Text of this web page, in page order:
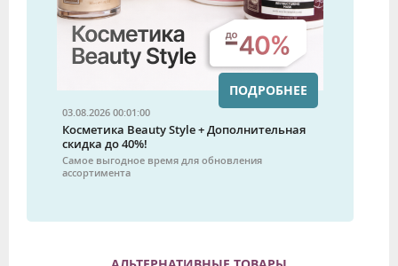
03.08.2026 00:01:00
Косметика Beauty Style + Дополнительная
скидка до 40%!
Самое выгодное время для обновления
ассортимента
ПОДРОБНЕЕ